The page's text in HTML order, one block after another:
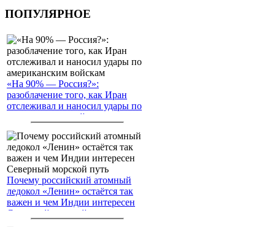
ПОПУЛЯРНОЕ
«На 90% — Россия?»:
разоблачение того, как Иран
отслеживал и наносил удары по
американским войскам
Почему российский атомный
ледокол «Ленин» остаётся так
важен и чем Индии интересен
Северный морской путь